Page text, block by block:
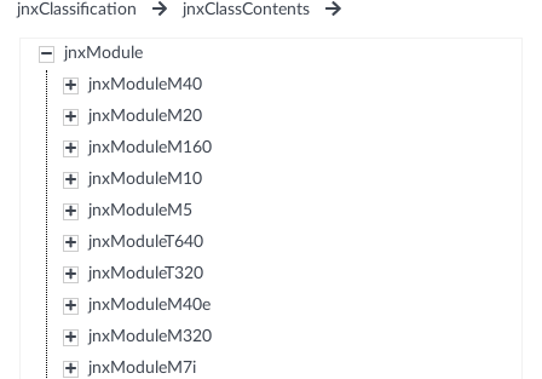
jnxClassification
jnxClassContents
jnxModule
jnxModuleM40
jnxModuleM20
jnxModuleM160
jnxModuleM10
jnxModuleM5
jnxModuleT640
jnxModuleT320
jnxModuleM40e
jnxModuleM320
jnxModuleM7i